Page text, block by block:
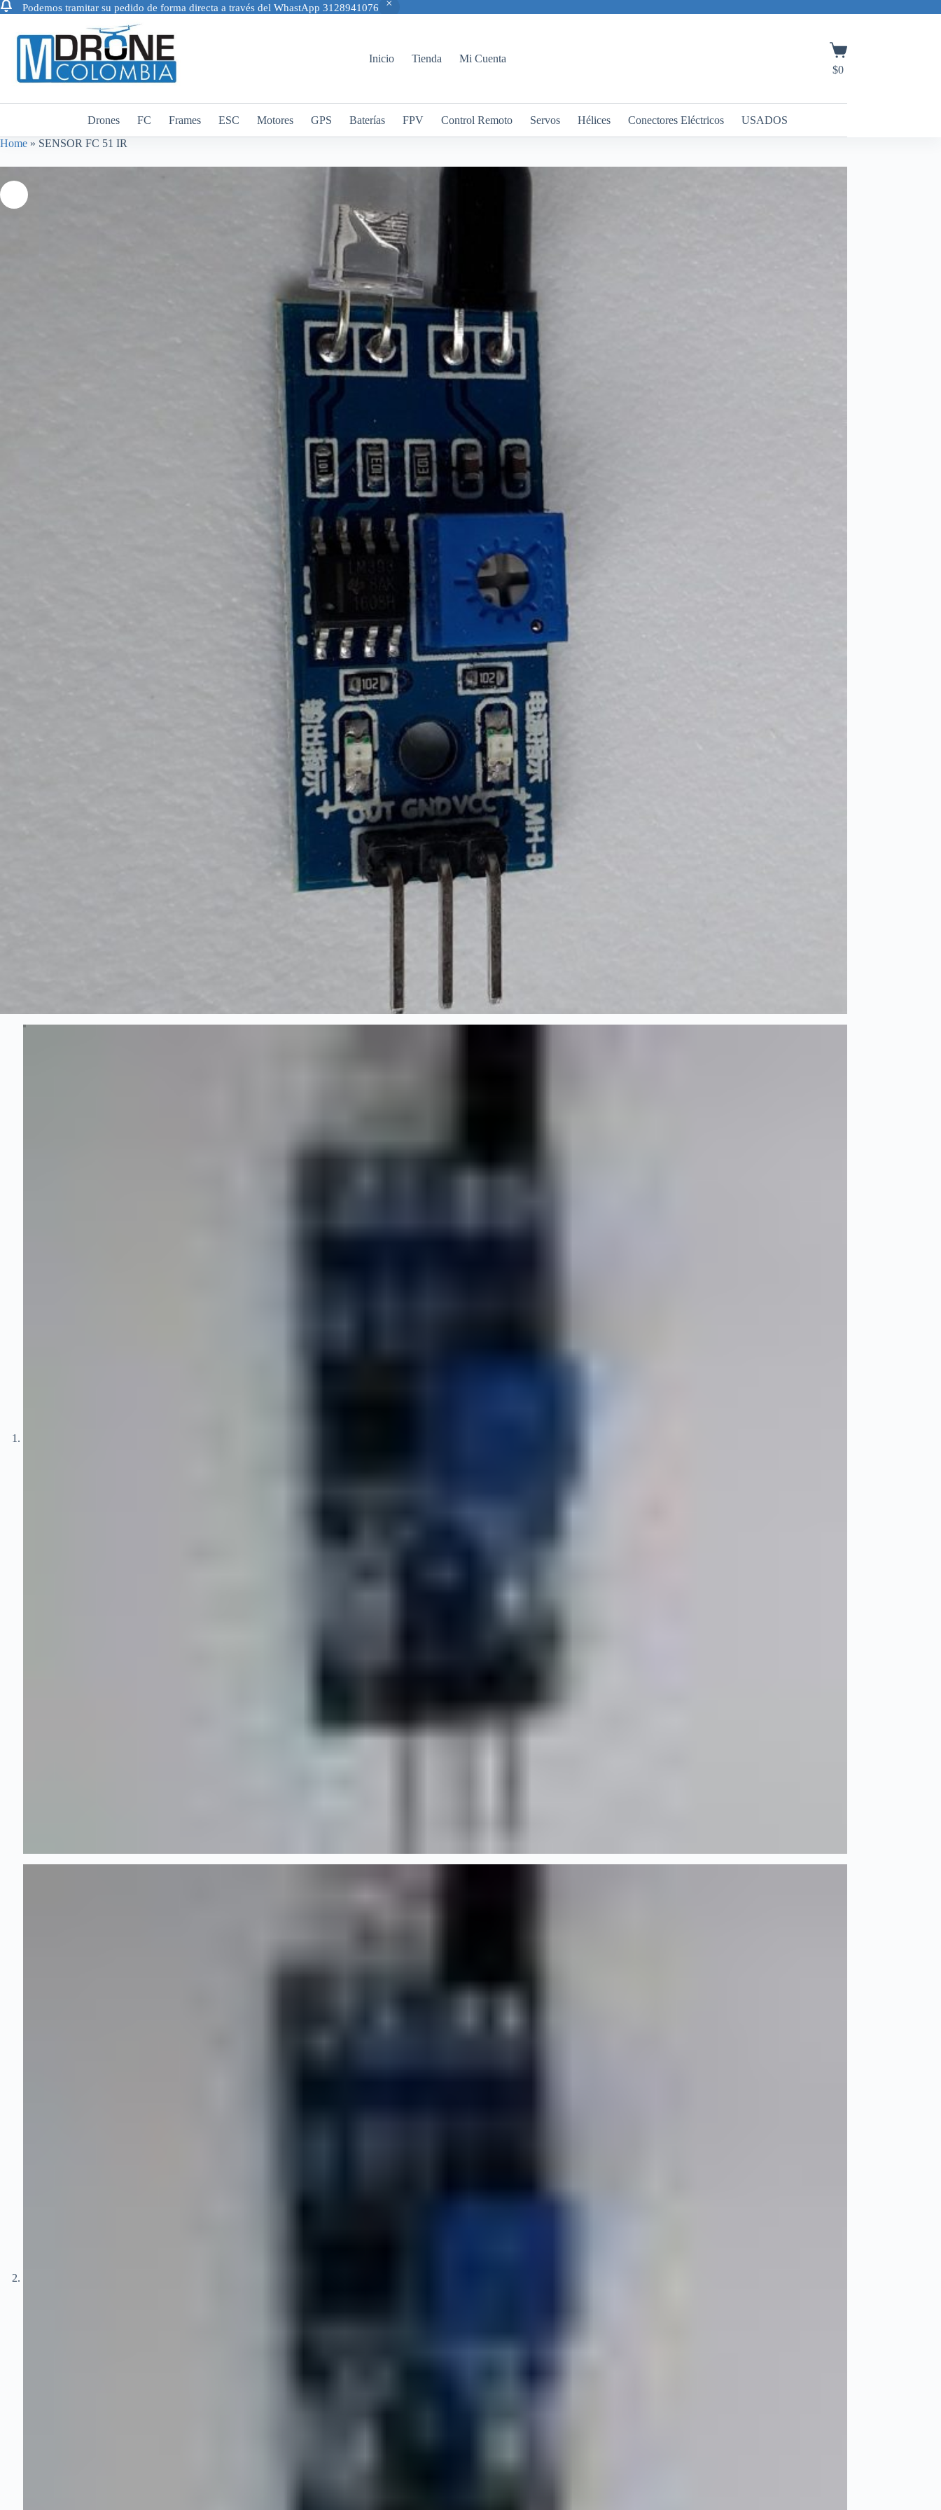
Podemos tramitar su pedido de forma directa a través del WhastApp 3128941076
contenido
Inicio
Tienda Mi Cuenta
Carro
de
compra
$0
Drones FC Frames ESC Motores GPS Baterías FPV Control Remoto Servos Hélices Conectores Eléctricos
USADOS
Home » SENSOR FC 51 IR